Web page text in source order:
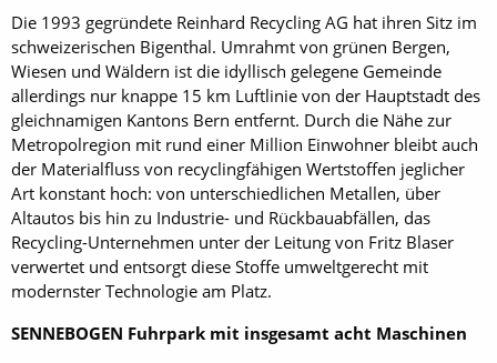
Die 1993 gegründete Reinhard Recycling AG hat ihren Sitz im
schweizerischen Bigenthal. Umrahmt von grünen Bergen,
Wiesen und Wäldern ist die idyllisch gelegene Gemeinde
allerdings nur knappe 15 km Luftlinie von der Hauptstadt des
gleichnamigen Kantons Bern entfernt. Durch die Nähe zur
Metropolregion mit rund einer Million Einwohner bleibt auch
der Materialfluss von recyclingfähigen Wertstoffen jeglicher
Art konstant hoch: von unterschiedlichen Metallen, über
Altautos bis hin zu Industrie- und Rückbauabfällen, das
Recycling-Unternehmen unter der Leitung von Fritz Blaser
verwertet und entsorgt diese Stoffe umweltgerecht mit
modernster Technologie am Platz.
SENNEBOGEN Fuhrpark mit insgesamt acht Maschinen